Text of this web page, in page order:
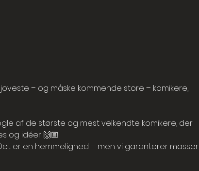
– og måske kommende store – komikere,
af de største og mest velkendte komikere, der
og idéer 🙌🏼
er en hemmelighed – men vi garanterer masser